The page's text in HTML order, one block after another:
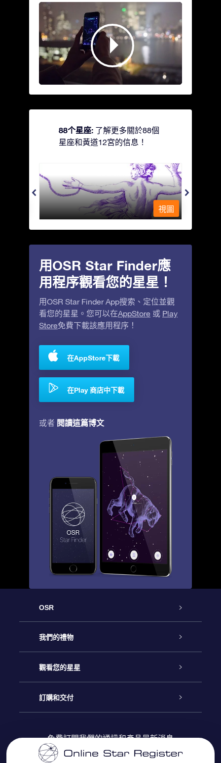
88个星座: 了解更多關於88個
星座和黃道12宮的信息！
Andromeda - 被鐵鍊鎖著的少女
視圖
用OSR Star Finder應
用程序觀看您的星星！
用OSR Star Finder App搜索、定位並觀
看您的星星。您可以在AppStore 或 Play
Store免費下載該應用程序！
在AppStore下載
在Play 商店中下載
或者 閱讀這篇博文
OSR
客戶服務
聯繫我們
博客
評論
我們的禮物
Online Star禮物
OSR禮物包
OSR 禮物卡
觀看您的星星
星星注册
個性化的Star Page
訂購和交付
付款資訊
免費訂閱我們的通訊和產品最新消息